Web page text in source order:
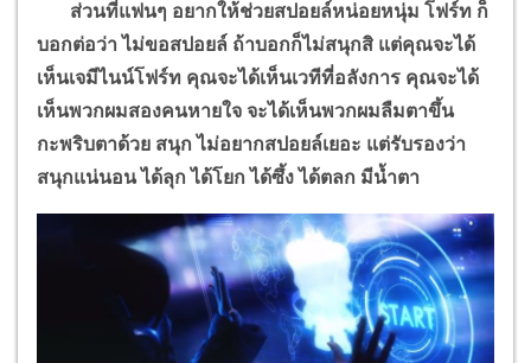
ส่วนที่แฟนๆ อยากให้ช่วยสปอยล์หน่อยหนุ่ม โฟร์ท ก็
บอกต่อว่า ไม่ขอสปอยล์ ถ้าบอกก็ไม่สนุกสิ แต่คุณจะได้
เห็นเจมีไนน์โฟร์ท คุณจะได้เห็นเวทีที่อลังการ คุณจะได้
เห็นพวกผมสองคนหายใจ จะได้เห็นพวกผมลืมตาขึ้น
กะพริบตาด้วย สนุก ไม่อยากสปอยล์เยอะ แต่รับรองว่า
สนุกแน่นอน ได้ลุก ได้โยก ได้ซึ้ง ได้ตลก มีน้ำตา